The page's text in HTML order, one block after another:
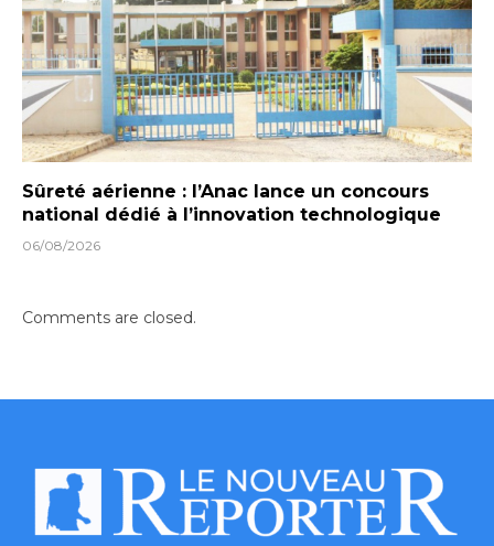
Sûreté aérienne : l’Anac lance un concours
national dédié à l’innovation technologique
06/08/2026
Comments are closed.